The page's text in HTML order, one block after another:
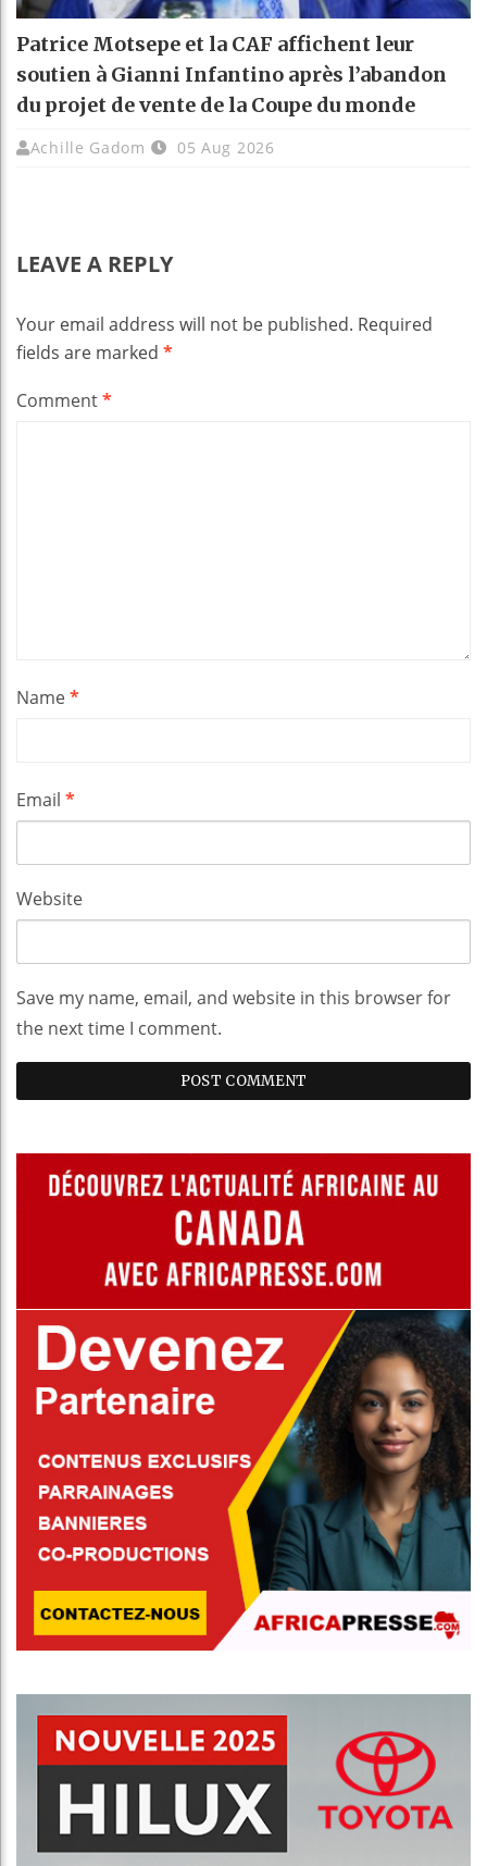
Patrice Motsepe et la CAF affichent leur
soutien à Gianni Infantino après l’abandon
du projet de vente de la Coupe du monde
Achille Gadom 05 Aug 2026
LEAVE A REPLY
Your email address will not be published. Required
fields are marked *
Comment*
Name*
Email *
Website
Save my name, email, and website in this browser for
the next time I comment.